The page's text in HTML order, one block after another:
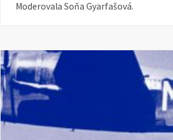
Moderovala Soňa Gyarfašová.